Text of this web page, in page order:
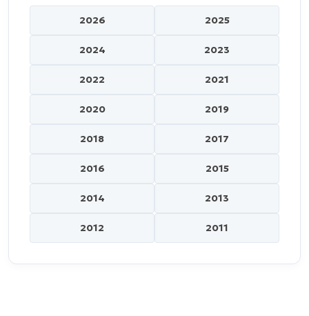
2026 2025
2024 2023
2022 2021
2020 2019
2018 2017
2016 2015
2014 2013
2012 2011